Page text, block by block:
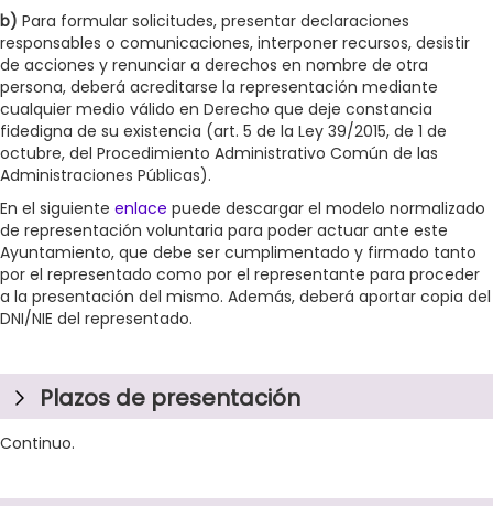
b) Para formular solicitudes, presentar declaraciones
responsables o comunicaciones, interponer recursos, desistir
de acciones y renunciar a derechos en nombre de otra
persona, deberá acreditarse la representación mediante
cualquier medio válido en Derecho que deje constancia
fidedigna de su existencia (art. 5 de la Ley 39/2015, de 1 de
octubre, del Procedimiento Administrativo Común de las
Administraciones Públicas).
En el siguiente enlace puede descargar el modelo normalizado
de representación voluntaria para poder actuar ante este
Ayuntamiento, que debe ser cumplimentado y firmado tanto
por el representado como por el representante para proceder
a la presentación del mismo. Además, deberá aportar copia del
DNI/NIE del representado.
Plazos de presentación
Continuo.